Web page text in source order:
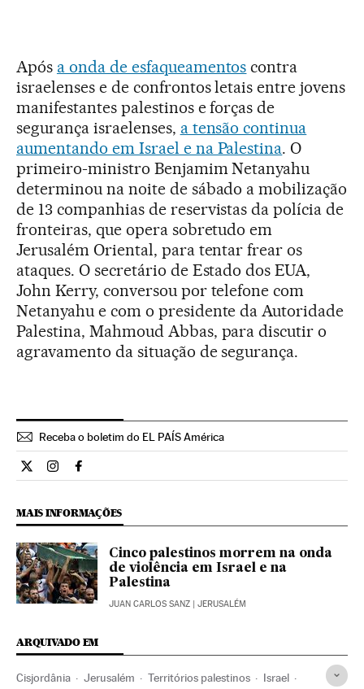
Após a onda de esfaqueamentos contra
israelenses e de confrontos letais entre jovens
manifestantes palestinos e forças de
segurança israelenses, a tensão continua
aumentando em Israel e na Palestina. O
primeiro-ministro Benjamim Netanyahu
determinou na noite de sábado a mobilização
de 13 companhias de reservistas da polícia de
fronteiras, que opera sobretudo em
Jerusalém Oriental, para tentar frear os
ataques. O secretário de Estado dos EUA,
John Kerry, conversou por telefone com
Netanyahu e com o presidente da Autoridade
Palestina, Mahmoud Abbas, para discutir o
agravamento da situação de segurança.
Receba o boletim do EL PAÍS América
Internacional El País Brasil en Twitter
Internacional El País Brasil en Instagram
Internacional El País Brasil en Facebook
MAIS INFORMAÇÕES
Cinco palestinos morrem na onda
de violência em Israel e na
Palestina
JUAN CARLOS SANZ | JERUSALÉM
ARQUIVADO EM
Cisjordânia Jerusalém Territórios palestinos Israel